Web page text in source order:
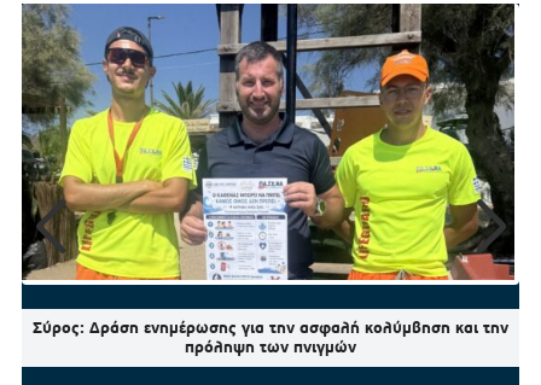
Σύρος: Δράση ενημέρωσης για την ασφαλή κολύμβηση και την
πρόληψη των πνιγμών